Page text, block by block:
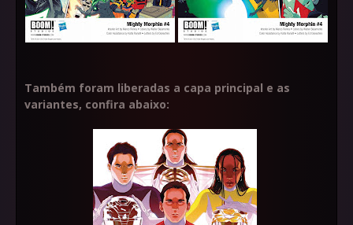
Também foram liberadas a capa principal e as
variantes, confira abaixo: